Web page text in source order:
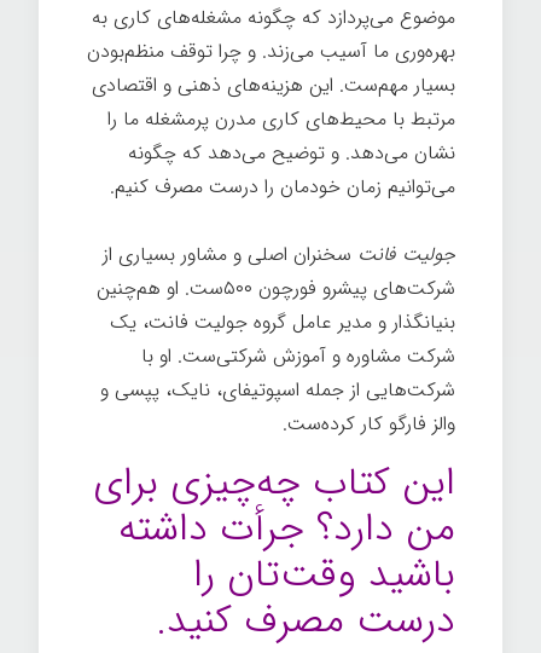
موضوع می‌پردازد که چگونه مشغله‌های کاری به
بهره‌وری ما آسیب می‌زند. و چرا توقف منظم‌بودن
بسیار مهم‌ست. این هزینه‌های ذهنی و اقتصادی
مرتبط با محیط‌های کاری مدرن پرمشغله ما را
نشان می‌دهد. و توضیح می‌دهد که چگونه
می‌توانیم زمان خودمان را درست مصرف کنیم.
جولیت فانت سخنران اصلی و مشاور بسیاری از
شرکت‌های پیشرو فورچون ۵۰۰ست. او هم‌چنین
بنیانگذار و مدیر عامل گروه جولیت فانت، یک
شرکت مشاوره و آموزش شرکتی‌ست. او با
شرکت‌هایی از جمله اسپوتیفای، نایک، پپسی و
والز فارگو کار کرده‌ست.
این کتاب چه‌چیزی برای
من دارد؟ جرأت داشته
باشید وقت‌تان را
درست مصرف کنید.